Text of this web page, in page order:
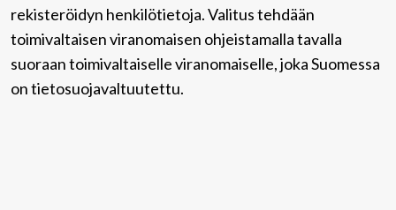
rekisteröidyn henkilötietoja. Valitus tehdään
toimivaltaisen viranomaisen ohjeistamalla tavalla
suoraan toimivaltaiselle viranomaiselle, joka Suomessa
on tietosuojavaltuutettu.